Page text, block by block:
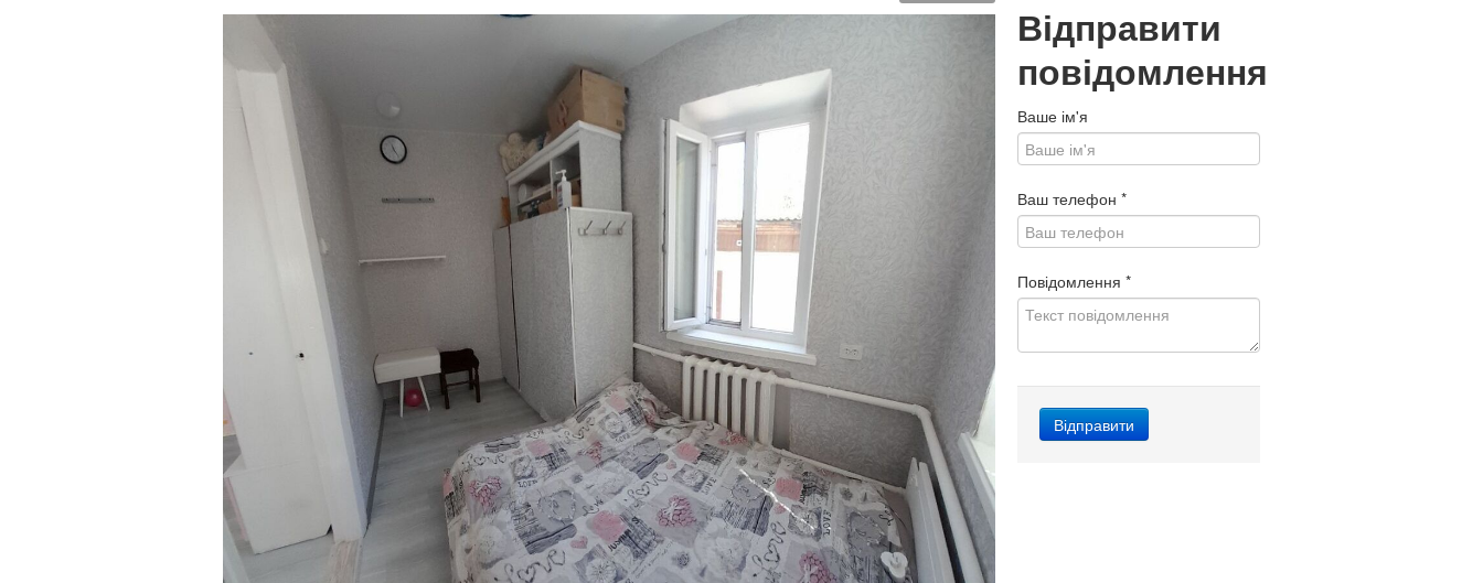
Відправити
повідомлення
Ваше ім'я
Ваш телефон *
Повідомлення *